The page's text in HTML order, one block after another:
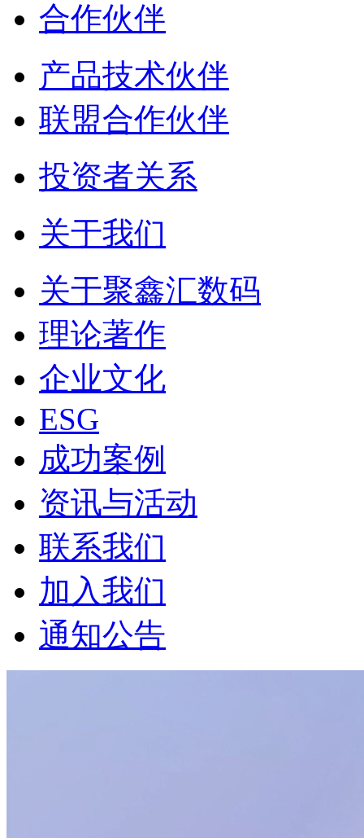
合作伙伴
产品技术伙伴
联盟合作伙伴
投资者关系
关于我们
关于聚鑫汇数码
理论著作
企业文化
ESG
成功案例
资讯与活动
联系我们
加入我们
通知公告